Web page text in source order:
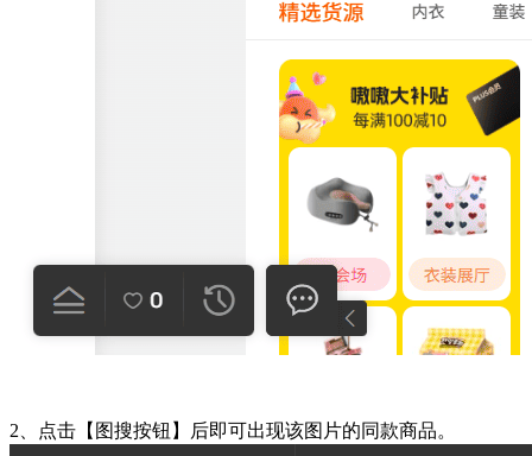
2、 点击【图搜按钮】后即可出现该图片的同款商品。